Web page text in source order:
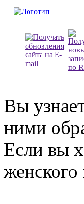
Вы
ними
Если вы
женского